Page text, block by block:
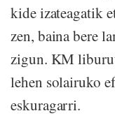
kide izateagatik
zen, baina bere
zigun. KM
lehen solairuko
eskuragarri.